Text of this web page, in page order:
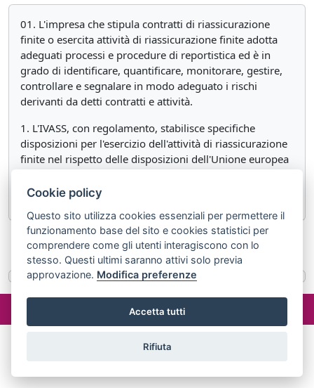
01. L'impresa che stipula contratti di riassicurazione
finite o esercita attività di riassicurazione finite adotta
adeguati processi e procedure di reportistica ed è in
grado di identificare, quantificare, monitorare, gestire,
controllare e segnalare in modo adeguato i rischi
derivanti da detti contratti e attività.
1. L'IVASS, con regolamento, stabilisce specifiche
disposizioni per l'esercizio dell'attività di riassicurazione
finite nel rispetto delle disposizioni dell'Unione europea
al presente articolo.
«Articolo 66 sexies.1 Articolo 67 »
©2024 misterlex.it -redazione@misterlex.it-Privacy- P.I.
02029690472
Cookie policy
Questo sito utilizza cookies essenziali per permettere il
funzionamento base del sito e cookies statistici per
comprendere come gli utenti interagiscono con lo
stesso. Questi ultimi saranno attivi solo previa
approvazione. Modifica preferenze
Accetta tutti
Rifiuta